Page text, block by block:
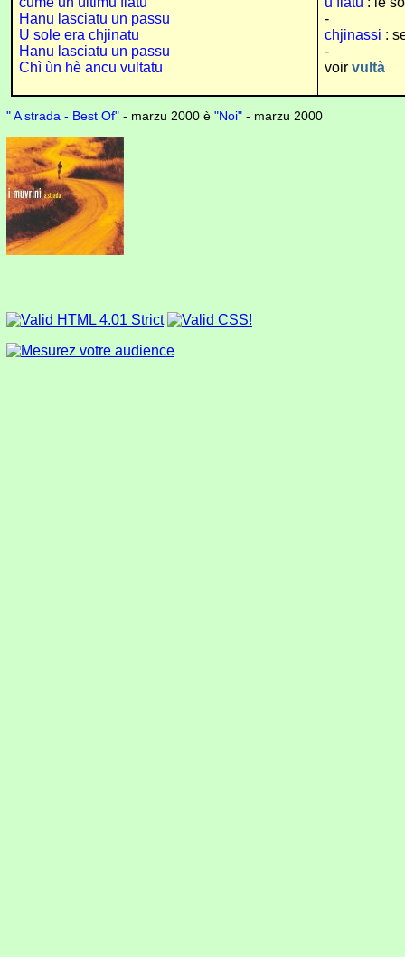
Hanu lasciatu un passu
U sole era chjinatu
Hanu lasciatu un passu
Chì ùn hè ancu vultatu
-
chjinassi :
-
voir vultà
" A strada - Best Of" - marzu 2000 è "Noi" - marzu 2000